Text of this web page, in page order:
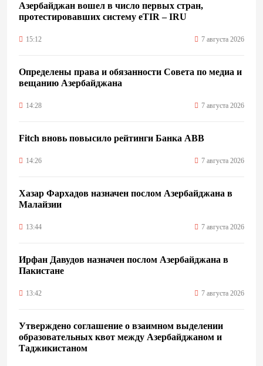
Азербайджан вошел в число первых стран,
протестировавших систему eTIR – IRU
15:12 7 августа 2026
Определены права и обязанности Совета по медиа и
вещанию Азербайджана
14:28 7 августа 2026
Fitch вновь повысило рейтинги Банка ABB
14:26 7 августа 2026
Хазар Фархадов назначен послом Азербайджана в
Малайзии
13:44 7 августа 2026
Ирфан Давудов назначен послом Азербайджана в
Пакистане
13:42 7 августа 2026
Утверждено соглашение о взаимном выделении
образовательных квот между Азербайджаном и
Таджикистаном